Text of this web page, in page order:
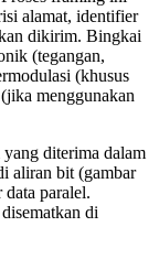
alamat, identifier
dikirim. Bingkai
(tegangan,
(khusus
menggunakan
diterima dalam
aliran bit (gambar
paralel.
di